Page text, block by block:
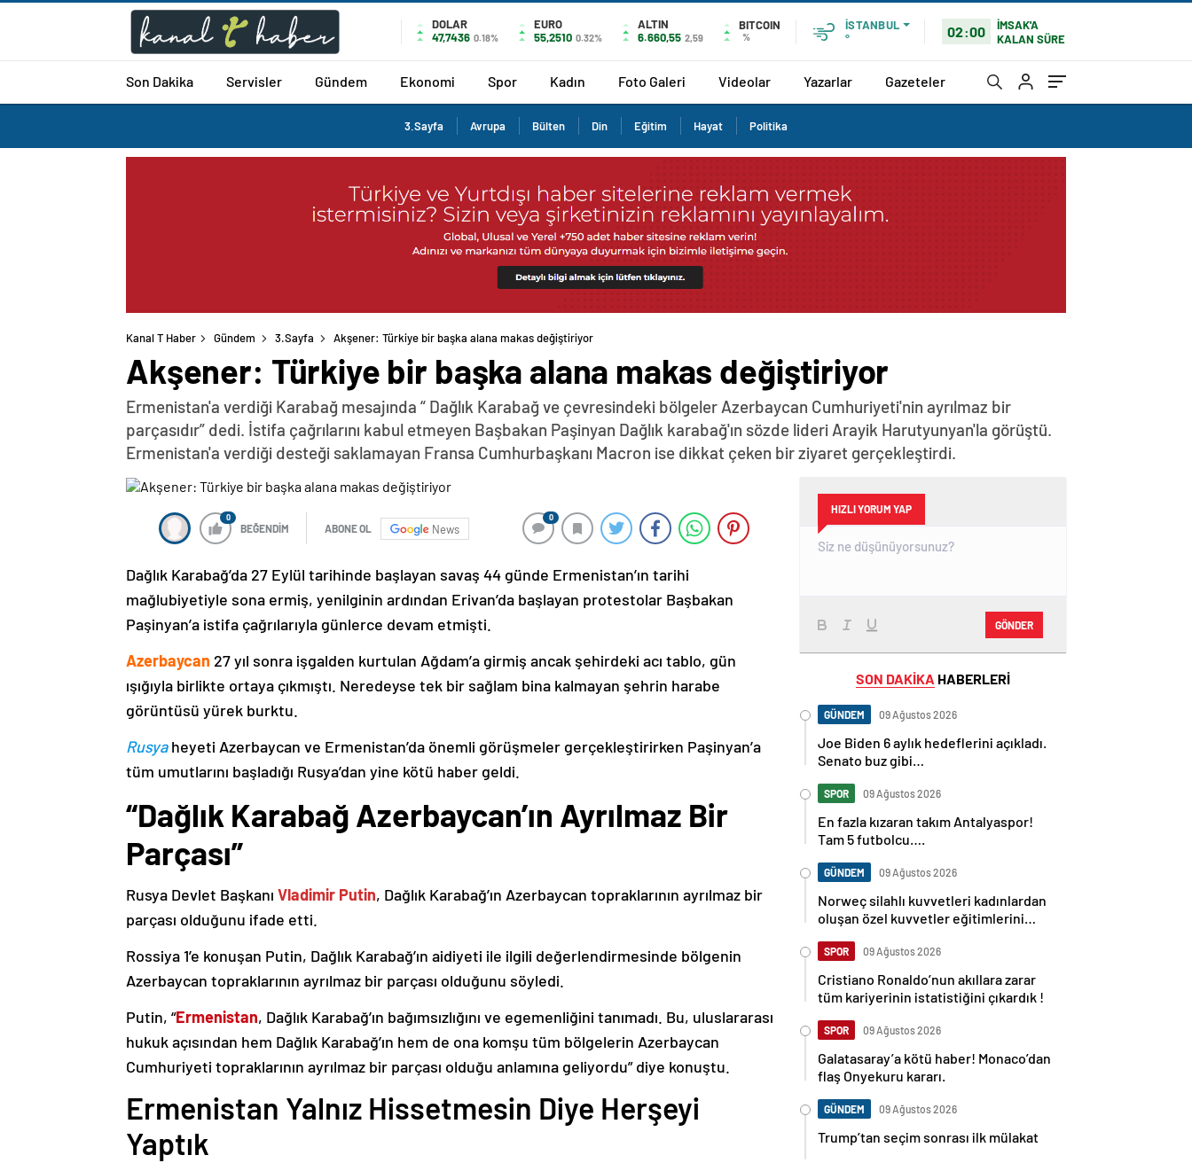
DOLAR
47,7436 0.18%
EURO
55,2510 0.32%
ALTIN
6.660,55 2,59
BITCOIN
%
İSTANBUL
°
02:00
İMSAK'A
KALAN SÜRE
Son Dakika Servisler Gündem Ekonomi Spor Kadın Foto Galeri Videolar Yazarlar Gazeteler
3.Sayfa Avrupa Bülten Din Eğitim Hayat Politika
Kanal T Haber Gündem 3.Sayfa Akşener: Türkiye bir başka alana makas değiştiriyor
Akşener: Türkiye bir başka alana makas değiştiriyor
Ermenistan'a verdiği Karabağ mesajında “ Dağlık Karabağ ve çevresindeki bölgeler Azerbaycan Cumhuriyeti'nin ayrılmaz bir
parçasıdır” dedi. İstifa çağrılarını kabul etmeyen Başbakan Paşinyan Dağlık karabağ'ın sözde lideri Arayik Harutyunyan'la görüştü.
Ermenistan'a verdiği desteği saklamayan Fransa Cumhurbaşkanı Macron ise dikkat çeken bir ziyaret gerçekleştirdi.
0
BEĞENDİM ABONE OL News
0
Dağlık Karabağ’da 27 Eylül tarihinde başlayan savaş 44 günde Ermenistan’ın tarihi
mağlubiyetiyle sona ermiş, yenilginin ardından Erivan’da başlayan protestolar Başbakan
Paşinyan’a istifa çağrılarıyla günlerce devam etmişti.
Azerbaycan 27 yıl sonra işgalden kurtulan Ağdam’a girmiş ancak şehirdeki acı tablo, gün
ışığıyla birlikte ortaya çıkmıştı. Neredeyse tek bir sağlam bina kalmayan şehrin harabe
görüntüsü yürek burktu.
Rusyaheyeti Azerbaycan ve Ermenistan’da önemli görüşmeler gerçekleştirirken Paşinyan’a
tüm umutlarını başladığı Rusya’dan yine kötü haber geldi.
“Dağlık Karabağ Azerbaycan’ın Ayrılmaz Bir
Parçası”
Rusya Devlet Başkanı Vladimir Putin, Dağlık Karabağ’ın Azerbaycan topraklarının ayrılmaz bir
parçası olduğunu ifade etti.
Rossiya 1’e konuşan Putin, Dağlık Karabağ’ın aidiyeti ile ilgili değerlendirmesinde bölgenin
Azerbaycan topraklarının ayrılmaz bir parçası olduğunu söyledi.
Putin, “Ermenistan, Dağlık Karabağ’ın bağımsızlığını ve egemenliğini tanımadı. Bu, uluslararası
hukuk açısından hem Dağlık Karabağ’ın hem de ona komşu tüm bölgelerin Azerbaycan
Cumhuriyeti topraklarının ayrılmaz bir parçası olduğu anlamına geliyordu” diye konuştu.
Ermenistan Yalnız Hissetmesin Diye Herşeyi
Yaptık
HIZLI YORUM YAP
GÖNDER
SON DAKİKA HABERLERİ
GÜNDEM 09 Ağustos 2026
Joe Biden 6 aylık hedeflerini açıkladı.
Senato buz gibi…
SPOR 09 Ağustos 2026
En fazla kızaran takım Antalyaspor!
Tam 5 futbolcu….
GÜNDEM 09 Ağustos 2026
Norweç silahlı kuvvetleri kadınlardan
oluşan özel kuvvetler eğitimlerini
SPOR 09 Ağustos 2026
Cristiano Ronaldo’nun akıllara zarar
tüm kariyerinin istatistiğini çıkardık !
SPOR 09 Ağustos 2026
Galatasaray’a kötü haber! Monaco’dan
flaş Onyekuru kararı.
GÜNDEM 09 Ağustos 2026
Trump’tan seçim sonrası ilk mülakat